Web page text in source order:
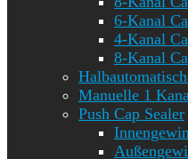
6-Kanal
4-Kanal
8-Kanal
Manuelle 1
Push Cap Sealer